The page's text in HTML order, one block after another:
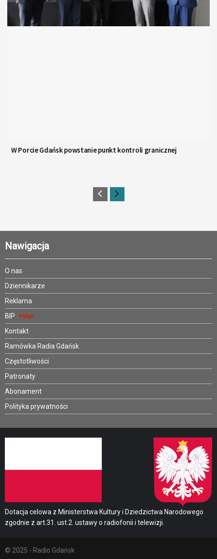
W Porcie Gdańsk powstanie punkt kontroli granicznej
Nawigacja
O nas
Dziennikarze
Reklama
BIP
Kontakt
Ramówka Radia Gdańsk
Częstotliwości
Patronaty
Abonament
Polityka prywatności
Dotacja celowa z Ministerstwa Kultury i Dziedzictwa Narodowego
zgodnie z art.31. ust.2. ustawy o radiofonii i telewizji.
© 2025 - Radio Gdańsk